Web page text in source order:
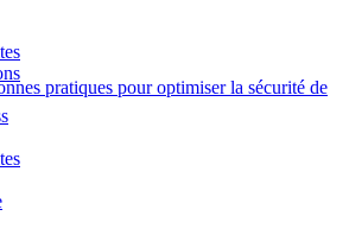
pratiques pour optimiser la sécurité de